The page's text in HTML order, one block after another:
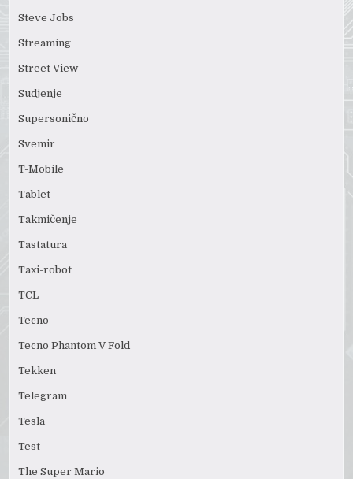
Steve Jobs
Streaming
Street View
Sudjenje
Supersonično
Svemir
T-Mobile
Tablet
Takmičenje
Tastatura
Taxi-robot
TCL
Tecno
Tecno Phantom V Fold
Tekken
Telegram
Tesla
Test
The Super Mario